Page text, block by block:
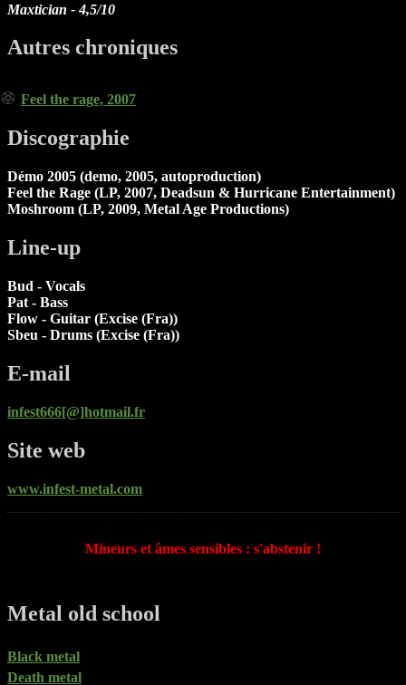
Maxtician - 4,5/10
Autres chroniques
Feel the rage, 2007
Discographie
Démo 2005 (demo, 2005, autoproduction)
Feel the Rage (LP, 2007, Deadsun & Hurricane Entertainment)
Moshroom (LP, 2009, Metal Age Productions)
Line-up
Bud - Vocals
Pat - Bass
Flow - Guitar (Excise (Fra))
Sbeu - Drums (Excise (Fra))
E-mail
infest666[@]hotmail.fr
Site web
www.infest-metal.com
Mineurs et âmes sensibles : s'abstenir !
Metal old school
Black metal
Death metal